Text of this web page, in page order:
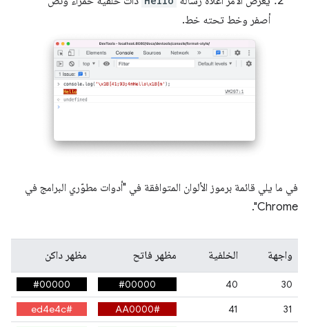
أصفر وخط تحته خط.
في ما يلي قائمة برموز الألوان المتوافقة في "أدوات مطوّري البرامج في
Chrome".
واجهة الخلفية مظهر فاتح مظهر داكن
30
40
#00000
#00000
31
41
#AA0000
#ed4e4c